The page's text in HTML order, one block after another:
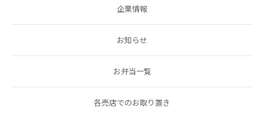
企業情報
お知らせ
お弁当一覧
各売店でのお取り置き